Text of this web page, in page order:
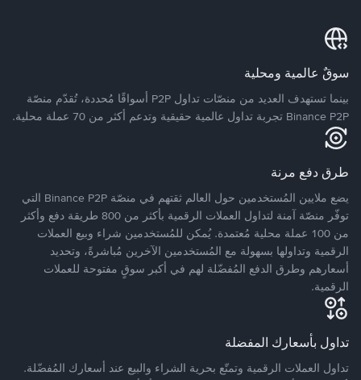
سوقٌ عالمية ومحلية
بينما تستهدف العديد من منصّات تداول P2P أسواقًا مُحددة، تُقدّم منصّة
Binance P2P تجربة تداول عالمية حقيقية وتدعم أكثر من 70 عملة محلية.
طرق دفع مرنة
يضع ملايين المُستخدمين حول العالم ثقتهم في منصّة Binance P2P التي
توفّر منصّة آمنة لتداول العملات الرقمية بأكثر من 800 طريقة دفع وأكثر
من 100 عملة محلية مُعتمدة. يُمكن للمُستخدمين شراء وبيع العملات
الرقمية وتداولها بسهولة مع المُستخدمين الآخرين مُباشرةً، وتحديد
أسعارهم وطرق الدفع المُفضّلة لهم في أكبر سوقٍ مفتوحة للعملات
الرقمية.
تداول بأسعارك المفضلة
تداول العملات الرقمية وتمتّع بحرية الشراء والبيع عند أسعارك المُفضّلة.